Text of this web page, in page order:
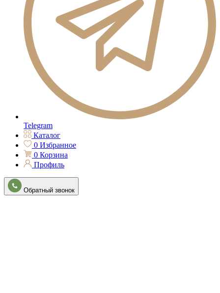
Telegram
Каталог
0 Избранное
0 Корзина
Профиль
Обратный звонок